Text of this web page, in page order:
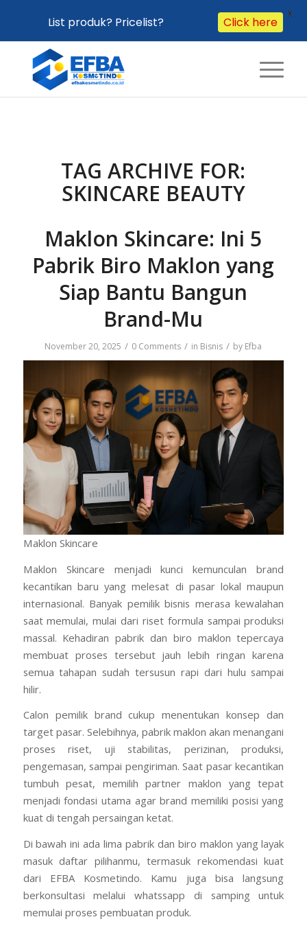
TAG ARCHIVE FOR:
SKINCARE BEAUTY
Maklon Skincare: Ini 5
Pabrik Biro Maklon yang
Siap Bantu Bangun
Brand-Mu
November 20, 2025 / 0 Comments / in Bisnis / by Efba
Maklon Skincare
Maklon Skincare menjadi kunci kemunculan brand
kecantikan baru yang melesat di pasar lokal maupun
internasional. Banyak pemilik bisnis merasa kewalahan
saat memulai, mulai dari riset formula sampai produksi
massal. Kehadiran pabrik dan biro maklon tepercaya
membuat proses tersebut jauh lebih ringan karena
semua tahapan sudah tersusun rapi dari hulu sampai
hilir.
Calon pemilik brand cukup menentukan konsep dan
target pasar. Selebihnya, pabrik maklon akan menangani
proses riset, uji stabilitas, perizinan, produksi,
pengemasan, sampai pengiriman. Saat pasar kecantikan
tumbuh pesat, memilih partner maklon yang tepat
menjadi fondasi utama agar brand memiliki posisi yang
kuat di tengah persaingan ketat.
Di bawah ini ada lima pabrik dan biro maklon yang layak
masuk daftar pilihanmu, termasuk rekomendasi kuat
dari EFBA Kosmetindo. Kamu juga bisa langsung
berkonsultasi melalui whatssapp di samping untuk
memulai proses pembuatan produk.
List produk? Pricelist? Click here X